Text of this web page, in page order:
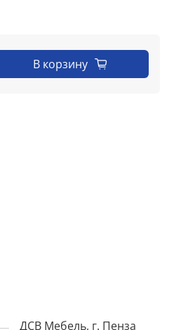
В корзину
ДСВ Мебель, г. Пенза